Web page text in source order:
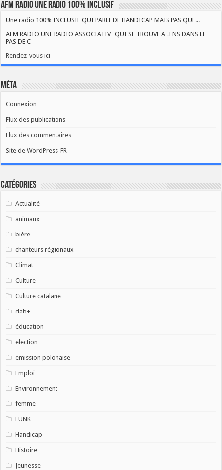
AFM RADIO UNE RADIO 100% INCLUSIF
Une radio 100% INCLUSIF QUI PARLE DE HANDICAP MAIS PAS QUE...
AFM RADIO UNE RADIO ASSOCIATIVE QUI SE TROUVE A LENS DANS LE
PAS DE C
Rendez-vous ici
Méta
Connexion
Flux des publications
Flux des commentaires
Site de WordPress-FR
Catégories
Actualité
animaux
bière
chanteurs régionaux
Climat
Culture
Culture catalane
dab+
éducation
election
emission polonaise
Emploi
Environnement
femme
FUNK
Handicap
Histoire
Jeunesse